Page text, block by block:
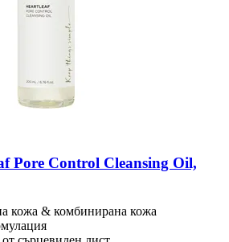
Pore Control Cleansing Oil,
кожа & комбинирана кожа